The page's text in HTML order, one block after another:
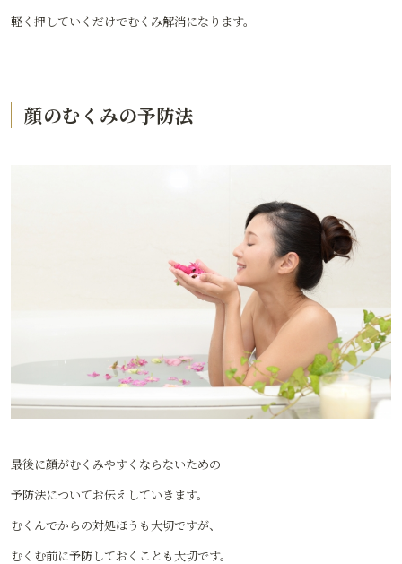
軽く押していくだけでむくみ解消になります。
顔のむくみの予防法
最後に顔がむくみやすくならないための
予防法についてお伝えしていきます。
むくんでからの対処ほうも大切ですが、
むくむ前に予防しておくことも大切です。